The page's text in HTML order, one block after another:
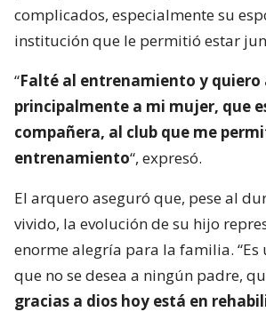
complicados, especialmente su
institución que le permitió estar
“Falté al entrenamiento y quiero
principalmente a mi mujer, que
compañera, al club que me
entrenamiento“, expresó.
El arquero aseguró que, pese al
vivido, la evolución de su hijo
enorme alegría para la familia. “Es
que no se desea a ningún padre,
gracias a dios hoy está en